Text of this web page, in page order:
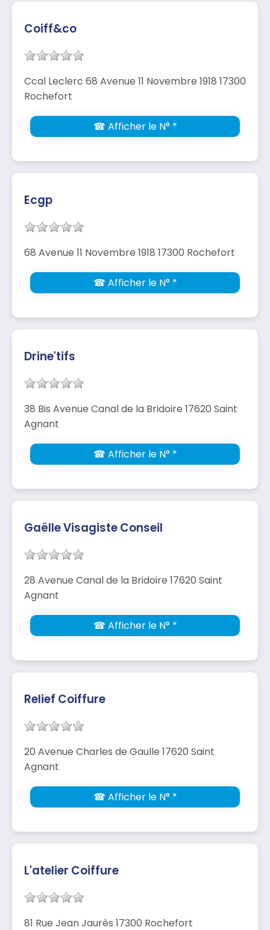
Coiff&co
Ccal Leclerc 68 Avenue 11 Novembre 1918 17300
Rochefort
☎ Afficher le N° *
Ecgp
68 Avenue 11 Novembre 1918 17300 Rochefort
☎ Afficher le N° *
Drine'tifs
38 Bis Avenue Canal de la Bridoire 17620 Saint
Agnant
☎ Afficher le N° *
Gaëlle Visagiste Conseil
28 Avenue Canal de la Bridoire 17620 Saint
Agnant
☎ Afficher le N° *
Relief Coiffure
20 Avenue Charles de Gaulle 17620 Saint
Agnant
☎ Afficher le N° *
L'atelier Coiffure
81 Rue Jean Jaurès 17300 Rochefort